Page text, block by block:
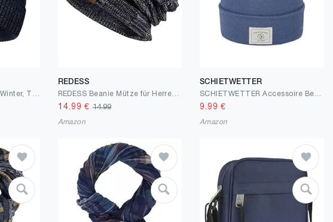
REDESS
14.99 € 14.99
Amazon
SCHIETWETTER
9.99 €
Amazon